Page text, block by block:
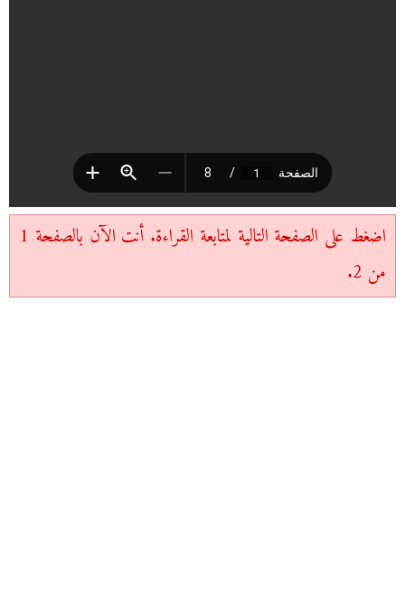
اضغط على الصفحة التالية لمتابعة القراءة. أنت الآن بالصفحة 1
من 2.